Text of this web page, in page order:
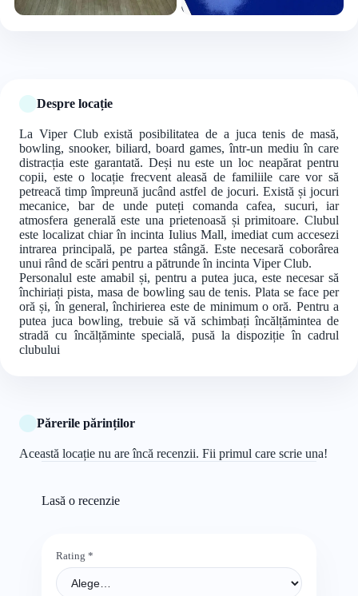
Despre locație
La Viper Club există posibilitatea de a juca tenis de masă,
bowling, snooker, biliard, board games, într-un mediu în care
distracția este garantată. Deși nu este un loc neapărat pentru
copii, este o locație frecvent aleasă de familiile care vor să
petreacă timp împreună jucând astfel de jocuri. Există și jocuri
mecanice, bar de unde puteți comanda cafea, sucuri, iar
atmosfera generală este una prietenoasă și primitoare. Clubul
este localizat chiar în incinta Iulius Mall, imediat cum accesezi
intrarea principală, pe partea stângă. Este necesară coborârea
unui rând de scări pentru a pătrunde în incinta Viper Club.
Personalul este amabil și, pentru a putea juca, este necesar să
închiriați pista, masa de bowling sau de tenis. Plata se face per
oră și, în general, închirierea este de minimum o oră. Pentru a
putea juca bowling, trebuie să vă schimbați încălțămintea de
stradă cu încălțăminte specială, pusă la dispoziție în cadrul
clubului
Părerile părinților
Această locație nu are încă recenzii. Fii primul care scrie una!
Lasă o recenzie
Rating *